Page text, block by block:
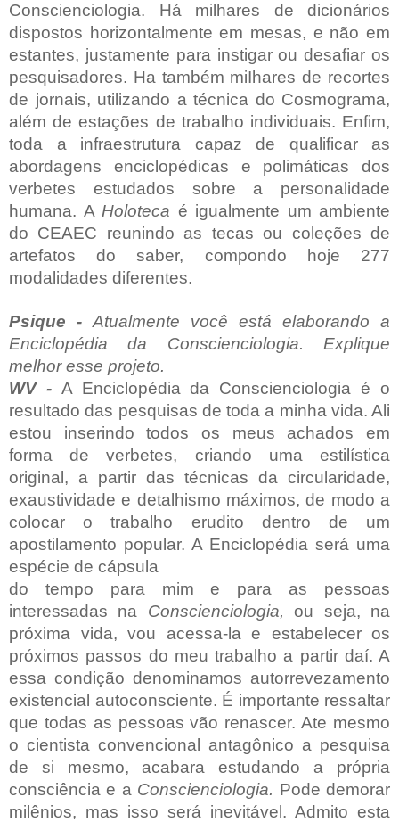
Conscienciologia. Há milhares de dicionários
dispostos horizontalmente em mesas, e não em
estantes, justamente para instigar ou desafiar os
pesquisadores. Ha também miIhares de recortes
de jornais, utilizando a técnica do Cosmograma,
além de estações de trabalho individuais. Enfim,
toda a infraestrutura capaz de qualificar as
abordagens enciclopédicas e polimáticas dos
verbetes estudados sobre a personalidade
humana. A Holoteca é igualmente um ambiente
do CEAEC reunindo as tecas ou coleções de
artefatos do saber, compondo hoje 277
modalidades diferentes.
Psique - Atualmente você está elaborando a
Enciclopédia da Conscienciologia. Explique
melhor esse projeto.
WV - A Enciclopédia da Conscienciologia é o
resultado das pesquisas de toda a minha vida. Ali
estou inserindo todos os meus achados em
forma de verbetes, criando uma estilística
original, a partir das técnicas da circularidade,
exaustividade e detalhismo máximos, de modo a
colocar o trabalho erudito dentro de um
apostilamento popular. A Enciclopédia será uma
espécie de cápsula
do tempo para mim e para as pessoas
interessadas na Conscienciologia,ou seja, na
próxima vida, vou acessa-la e estabelecer os
próximos passos do meu trabalho a partir daí. A
essa condição denominamos autorrevezamento
existencial autoconsciente. É importante ressaltar
que todas as pessoas vão renascer. Ate mesmo
o cientista convencional antagônico a pesquisa
de si mesmo, acabara estudando a própria
consciência e a Conscienciologia. Pode demorar
milênios, mas isso será inevitável. Admito esta